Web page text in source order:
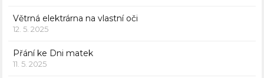
Větrná elektrárna na vlastní oči
12. 5. 2025
Přání ke Dni matek
11. 5. 2025